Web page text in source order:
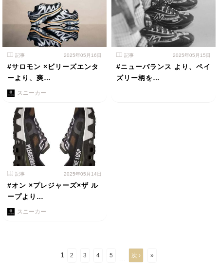
記事 2025年05月16日
#サロモン ×ビリーズエンタ
ーより、爽…
スニーカー
記事 2025年05月15日
#ニューバランス より、ペイ
ズリー柄を…
記事 2025年05月14日
#オン ×プレジャーズ×ザ ル
ープより…
スニーカー
1 2 3 4 5 次 › »